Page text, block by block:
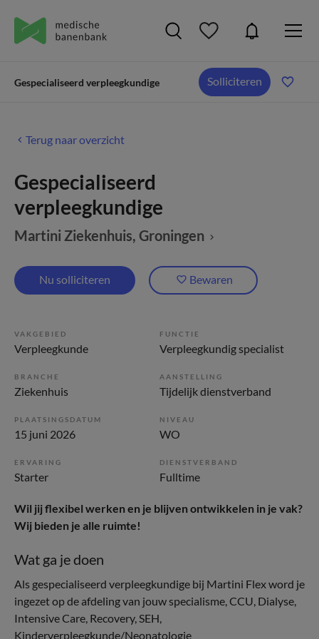
Gespecialiseerd verpleegkundige Solliciteren
Terug naar overzicht
Gespecialiseerd
verpleegkundige
Martini Ziekenhuis, Groningen
Nu solliciteren Bewaren
VAKGEBIED
Verpleegkunde
FUNCTIE
Verpleegkundig specialist
BRANCHE
Ziekenhuis
AANSTELLING
Tijdelijk dienstverband
PLAATSINGSDATUM
15 juni 2026
NIVEAU
WO
ERVARING
Starter
DIENSTVERBAND
Fulltime
Wil jij flexibel werken en je blijven ontwikkelen in je vak?
Wij bieden je alle ruimte!
Wat ga je doen
Als gespecialiseerd verpleegkundige bij Martini Flex word je
ingezet op de afdeling van jouw specialisme, CCU, Dialyse,
Intensive Care, Recovery, SEH,
Kinderverpleegkunde/Neonatologie